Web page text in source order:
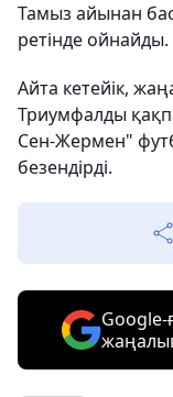
Тамыз айынан
ретінде ойнайды.
Айта кетейік,
Триумфалды
Сен-Жермен"
безендірді.